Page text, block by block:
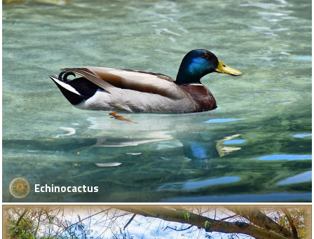
Echinocactus